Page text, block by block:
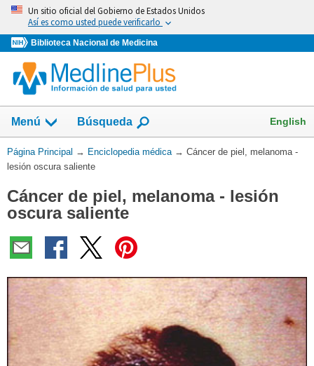
Omita
vaya
al
Contenido
Un sitio oficial del Gobierno de Estados Unidos
Así es como usted puede verificarlo
Biblioteca Nacional de Medicina
Menú Búsqueda English
Usted
está
Página Principal → Enciclopedia médica → Cáncer de piel, melanoma -
lesión oscura saliente
Cáncer de piel, melanoma - lesión
oscura saliente